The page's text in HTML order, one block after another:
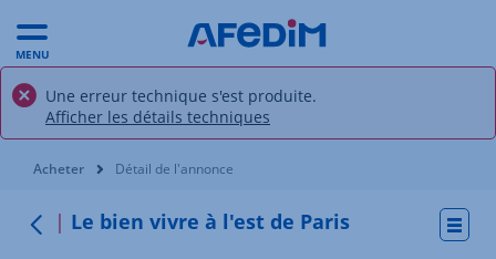
MENU
Une erreur technique s'est produite.
Afficher les détails techniques
Vous êtes ici:
Acheter Détail de l'annonce
Le bien vivre à l'est de Paris